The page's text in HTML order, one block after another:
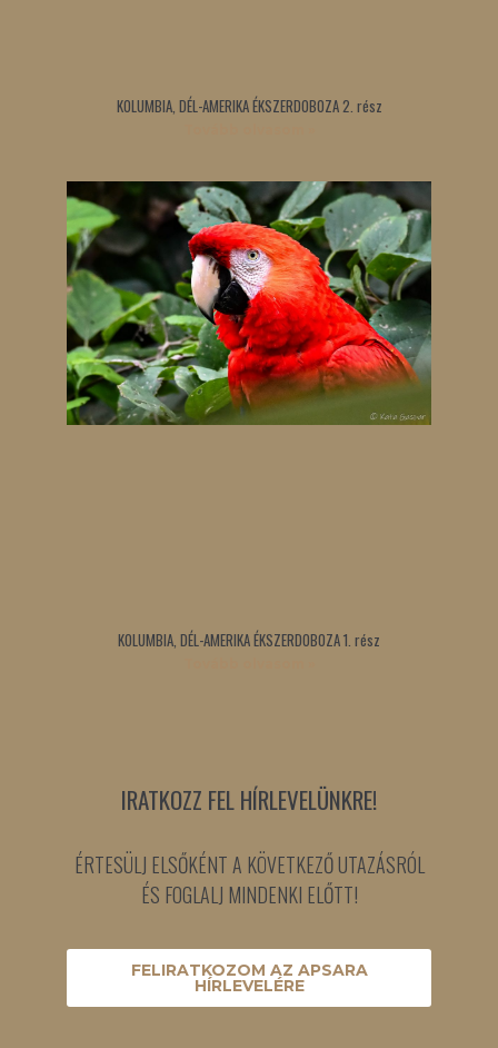
KOLUMBIA, DÉL-AMERIKA ÉKSZERDOBOZA 2. rész
KOLUMBIA, DÉL-AMERIKA ÉKSZERDOBOZA 1. rész
IRATKOZZ FEL HÍRLEVELÜNKRE!
ÉRTESÜLJ ELSŐKÉNT A KÖVETKEZŐ UTAZÁSRÓL
ÉS FOGLALJ MINDENKI ELŐTT!
FELIRATKOZOM AZ APSARA
HÍRLEVELÉRE